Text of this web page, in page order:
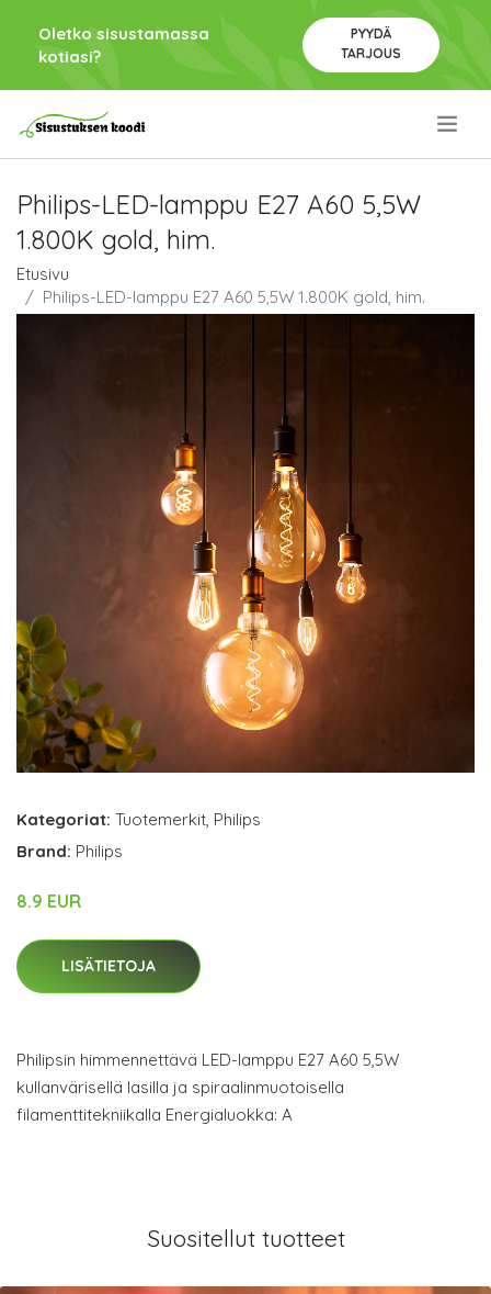
Oletko sisustamassa
kotiasi?
PYYDÄ
TARJOUS
Philips-LED-lamppu E27 A60 5,5W
1.800K gold, him.
Etusivu
Philips-LED-lamppu E27 A60 5,5W 1.800K gold, him.
Kategoriat: Tuotemerkit, Philips
Brand: Philips
8.9 EUR
LISÄTIETOJA
Philipsin himmennettävä LED-lamppu E27 A60 5,5W
kullanvärisellä lasilla ja spiraalinmuotoisella
filamenttitekniikalla Energialuokka: A
Suositellut tuotteet